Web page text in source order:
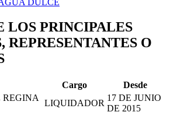
DULCE
LOS PRINCIPALES
REPRESENTANTES O
Cargo
Desde
REGINA
LIQUIDADOR
17 DE JUNIO
DE 2015